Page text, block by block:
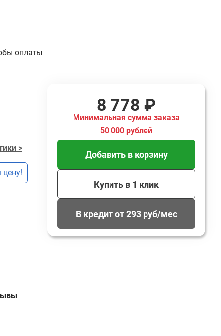
оплаты
>
8 778 ₽
Минимальная сумма заказа
50 000 рублей
Добавить в корзину
Купить в 1 клик
В кредит от 293 руб/мес